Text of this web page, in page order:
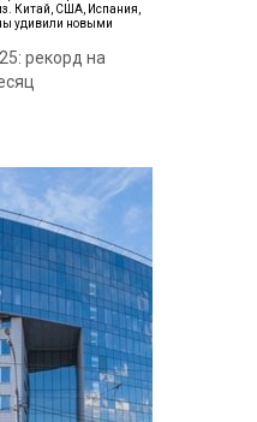
Китай, США, Испания,
удивили новыми
рекорд на